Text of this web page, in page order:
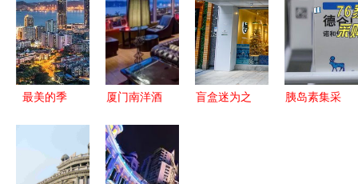
记忆
最美的季
厦门南洋酒
与“土味”的
碰撞，好评
盲盒迷为之
胰岛素集采